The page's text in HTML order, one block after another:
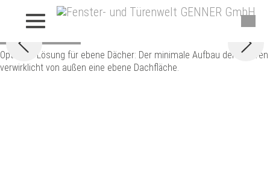
Wintergarten
Optimale Lösung für ebene Dächer: Der minimale Aufbau der Sparren
verwirklicht von außen eine ebene Dachfläche.